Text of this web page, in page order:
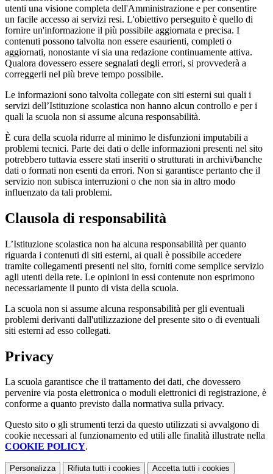
utenti una visione completa dell'Amministrazione e per consentire
un facile accesso ai servizi resi. L'obiettivo perseguito è quello di
fornire un'informazione il più possibile aggiornata e precisa. I
contenuti possono talvolta non essere esaurienti, completi o
aggiornati, nonostante vi sia una redazione continuamente attiva.
Qualora dovessero essere segnalati degli errori, si provvederà a
correggerli nel più breve tempo possibile.
Le informazioni sono talvolta collegate con siti esterni sui quali i
servizi dell’Istituzione scolastica non hanno alcun controllo e per i
quali la scuola non si assume alcuna responsabilità.
È cura della scuola ridurre al minimo le disfunzioni imputabili a
problemi tecnici. Parte dei dati o delle informazioni presenti nel sito
potrebbero tuttavia essere stati inseriti o strutturati in archivi/banche
dati o formati non esenti da errori. Non si garantisce pertanto che il
servizio non subisca interruzioni o che non sia in altro modo
influenzato da tali problemi.
Clausola di responsabilità
L’Istituzione scolastica non ha alcuna responsabilità per quanto
riguarda i contenuti di siti esterni, ai quali è possibile accedere
tramite collegamenti presenti nel sito, forniti come semplice servizio
agli utenti della rete. Le opinioni in essi contenute non esprimono
necessariamente il punto di vista della scuola.
La scuola non si assume alcuna responsabilità per gli eventuali
problemi derivanti dall'utilizzazione del presente sito o di eventuali
siti esterni ad esso collegati.
Privacy
La scuola garantisce che il trattamento dei dati, che dovessero
pervenire via posta elettronica o moduli elettronici di registrazione, è
conforme a quanto previsto dalla normativa sulla privacy.
Questo sito o gli strumenti terzi da questo utilizzati si avvalgono di
cookie necessari al funzionamento ed utili alle finalità illustrate nella
COOKIE POLICY.
Personalizza Rifiuta tutti i cookies Accetta tutti i cookies